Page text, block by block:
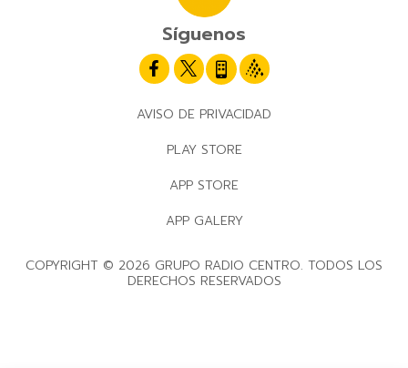
Síguenos
AVISO DE PRIVACIDAD
PLAY STORE
APP STORE
APP GALERY
COPYRIGHT © 2026 GRUPO RADIO CENTRO. TODOS LOS
DERECHOS RESERVADOS